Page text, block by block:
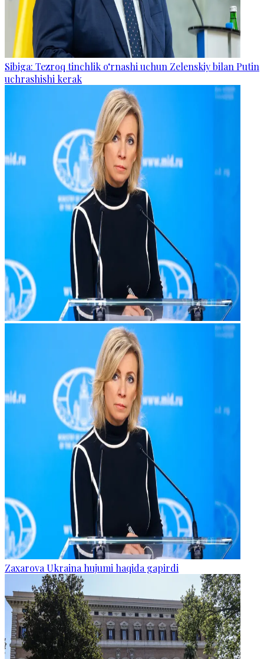
Sibiga: Tezroq tinchlik o‘rnashi uchun Zelenskiy bilan Putin
uchrashishi kerak
Zaxarova Ukraina hujumi haqida gapirdi